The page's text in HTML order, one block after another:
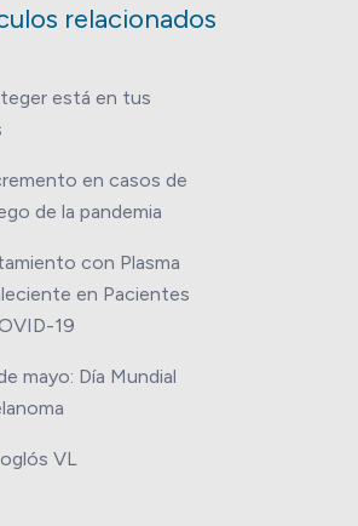
relacionados
está en tus
en casos de
de la pandemia
con Plasma
en Pacientes
19
mayo: Día Mundial
VL